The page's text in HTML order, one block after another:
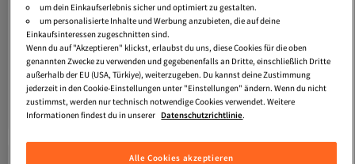
Valentino BagsVbs8a815nero
Versand Kostenlos
Gratis Versand
Versand Kostenlos
92,95€
Valentino Bags Vbs7ue01gnero
Versand Kostenlos
Gratis Versand
Versand Kostenlos
90,95€
um dein Einkaufserlebnis sicher und optimiert zu gestalten.
um personalisierte Inhalte und Werbung anzubieten, die auf deine
Einkaufsinteressen zugeschnitten sind.
Wenn du auf "Akzeptieren" klickst, erlaubst du uns, diese Cookies für die oben
genannten Zwecke zu verwenden und gegebenenfalls an Dritte, einschließlich Dritte
außerhalb der EU (USA, Türkiye), weiterzugeben. Du kannst deine Zustimmung
jederzeit in den Cookie-Einstellungen unter "Einstellungen" ändern. Wenn du nicht
zustimmst, werden nur technisch notwendige Cookies verwendet. Weitere
Informationen findest du in unserer Datenschutzrichtlinie.
Alle Cookies akzeptieren